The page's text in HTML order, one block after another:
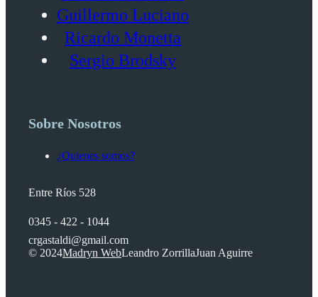
Guillermo Luciano
Ricardo Monetta
Sergio Brodsky
Sobre Nosotros
¿Quienes somos?
Entre Ríos 528
0345 - 422 - 1044
crgastaldi@gmail.com
© 2024Madryn WebLeandro ZorrillaJuan Aguirre